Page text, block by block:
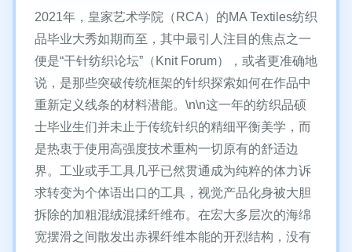
2021年，皇家艺术学院（RCA）的MA Textiles纺织
品毕业大秀如期而至，其中最引人注目的焦点之一
便是“干针纺织论坛”（Knit Forum），或者更准确地
说，是那些突破传统框架的针织探索如何在作品中
重新定义线条的材料潜能。\n\n这一年的纺织品硕
士毕业生们并未止于传统针织的精细平衡美学，而
是热衷于使用高强度技术重构一切原有的舒适边
界。工业或手工具几乎已然贯通成为纯粹的体力诉
求转变为个体语出口的工具，视觉产品化身被大胆
拆除的加粗混绒混揉纤维布。在宏大多层次的海绵
宽摆滑之间散发出赤裸纤维本能的开烈结构，没有